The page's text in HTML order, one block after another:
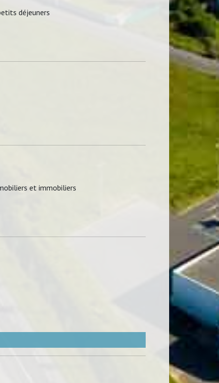
déjeuners
et immobiliers